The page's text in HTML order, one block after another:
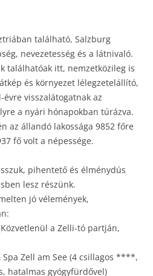
található, Salzburg
nevezetesség és a látnivaló.
találhatóak itt, nemzetközileg is
és környezet lélegzetelállító,
visszalátogatnak az
a nyári hónapokban túrázva.
az állandó lakossága 9852 főre
fő volt a népessége.
pihentető és élménydús
lesz részünk.
jó vélemények,
a Zelli-tó partján,
Spa Zell am See (4 csillagos ****,
hatalmas gyógyfürdővel)